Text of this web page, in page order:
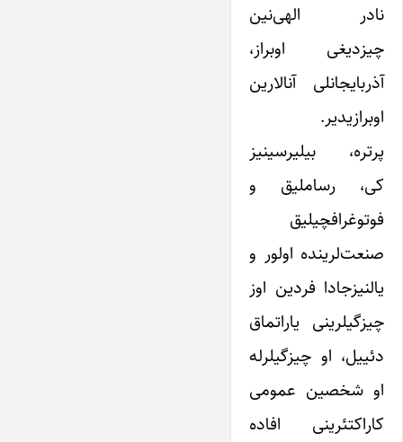
نادر الهی‌نین
چیزدیغی اوبراز،
آذربایجانلی آنالارین
اوبرازیدیر.
پرتره، بیلیرسینیز
کی، رساملیق و
فوتوغرافچیلیق
صنعت‌لرینده اولور و
یالنیزجادا فردین اوز
چیزگیلرینی یاراتماق
دئییل، او چیزگیلرله
او شخصین عمومی
کاراکتئرینی افاده